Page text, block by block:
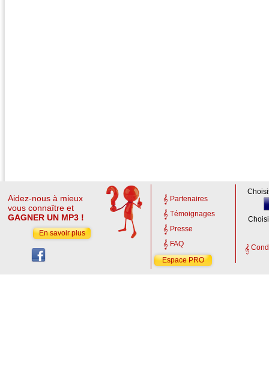
Aidez-nous à mieux
vous connaître et
GAGNER UN MP3 !
En savoir plus
Partenaires
Témoignages
Presse
FAQ
Espace PRO